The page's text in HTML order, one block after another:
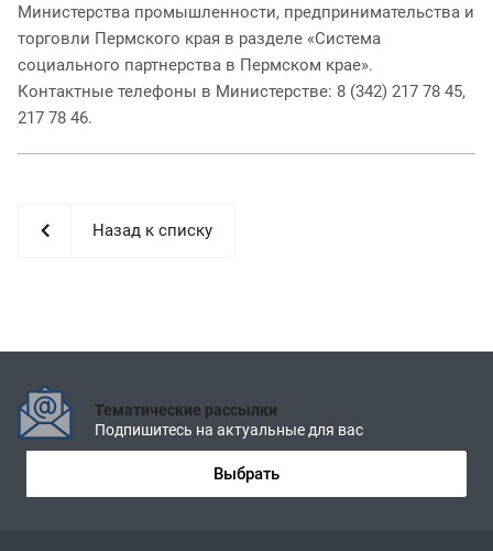
Министерства промышленности, предпринимательства и
торговли Пермского края в разделе «Система
социального партнерства в Пермском крае».
Контактные телефоны в Министерстве: 8 (342) 217 78 45,
217 78 46.
Назад к списку
Тематические рассылки
Подпишитесь на актуальные для вас
Выбрать